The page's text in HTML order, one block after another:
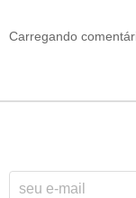
Carregando